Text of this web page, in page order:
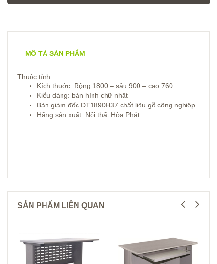
MÔ TẢ SẢN PHẨM
Thuộc tính
Kích thước: Rộng 1800 – sâu 900 – cao 760
Kiểu dáng: bàn hình chữ nhật
Bàn giám đốc DT1890H37 chất liệu gỗ công nghiệp
Hãng sản xuất: Nội thất Hòa Phát
SẢN PHẨM LIÊN QUAN